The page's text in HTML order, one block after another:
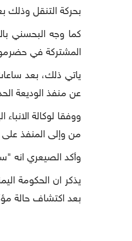
بحركة التنقل
كما وجه البحسني
المشتركة في
ياتي ذلك، بعد
عن منفذ الوديعة
ووفقا لوكالة
من وإلى المنفذ
وأكد الصيعري انه
يذكر ان الحكومة
بعد اكتشاف حالة